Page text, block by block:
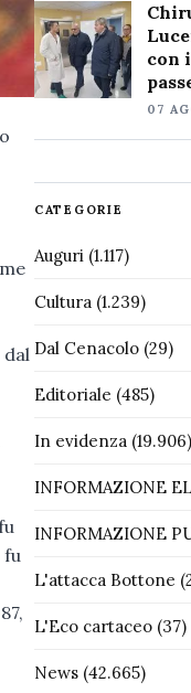
fu
con
07
CATEGORIE
Auguri(1.117)
Cultura(1.239)
Dal Cenacolo(29)
Editoriale (485)
In evidenza(19.906)
INFORMAZIONE
INFORMAZIONE
L'attacca Bottone
L'Eco cartaceo(37)
News(42.665)